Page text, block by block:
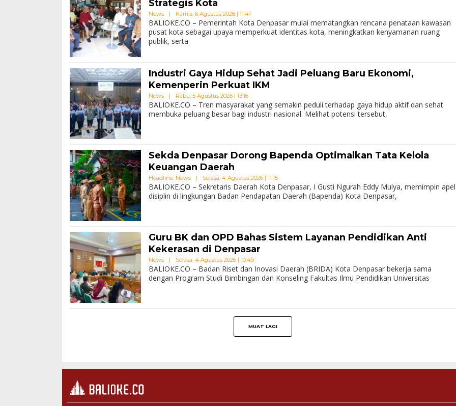
Strategis Kota
News | Kamis, 6 Agustus 2026 | 11:41
BALIOKE.CO – Pemerintah Kota Denpasar mulai mematangkan rencana penataan kawasan
pusat kota sebagai upaya memperkuat identitas kota, meningkatkan kenyamanan ruang
publik, serta
Industri Gaya Hidup Sehat Jadi Peluang Baru Ekonomi,
Kemenperin Perkuat IKM
News | Rabu, 5 Agustus 2026 | 13:16
BALIOKE.CO – Tren masyarakat yang semakin peduli terhadap gaya hidup aktif dan sehat
membuka peluang besar bagi industri nasional. Melihat potensi tersebut,
Sekda Denpasar Dorong Bapenda Optimalkan Tata Kelola
Keuangan Daerah
Headline News | Selasa, 4 Agustus 2026 | 11:15
BALIOKE.CO – Sekretaris Daerah Kota Denpasar, I Gusti Ngurah Eddy Mulya, memimpin apel
disiplin di lingkungan Badan Pendapatan Daerah (Bapenda) Kota Denpasar,
Guru BK dan OPD Bahas Sistem Layanan Pendidikan Anti
Kekerasan di Denpasar
News | Selasa, 4 Agustus 2026 | 10:49
BALIOKE.CO – Badan Riset dan Inovasi Daerah (BRIDA) Kota Denpasar bekerja sama
dengan Program Studi Bimbingan dan Konseling Fakultas Ilmu Pendidikan Universitas